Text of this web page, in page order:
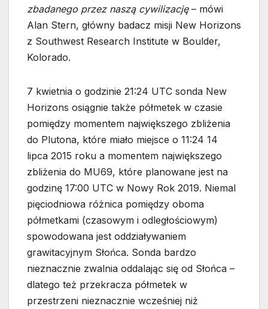
zbadanego przez naszą cywilizację– mówi
Alan Stern, główny badacz misji New Horizons
z Southwest Research Institute w Boulder,
Kolorado.
7 kwietnia o godzinie 21:24 UTC sonda New
Horizons osiągnie także półmetek w czasie
pomiędzy momentem największego zbliżenia
do Plutona, które miało miejsce o 11:24 14
lipca 2015 roku a momentem największego
zbliżenia do MU69, które planowane jest na
godzinę 17:00 UTC w Nowy Rok 2019. Niemal
pięciodniowa różnica pomiędzy oboma
półmetkami (czasowym i odległościowym)
spowodowana jest oddziaływaniem
grawitacyjnym Słońca. Sonda bardzo
nieznacznie zwalnia oddalając się od Słońca –
dlatego też przekracza półmetek w
przestrzeni nieznacznie wcześniej niż